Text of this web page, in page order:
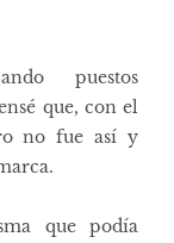
puestos
que, con el
no fue así y
que podía